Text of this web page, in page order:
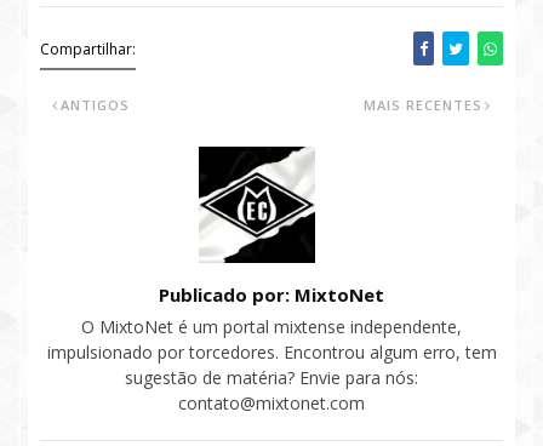
Compartilhar:
MAIS RECENTES
ANTIGOS
Publicado por: MixtoNet
O MixtoNet é um portal mixtense independente,
impulsionado por torcedores. Encontrou algum erro, tem
sugestão de matéria? Envie para nós:
contato@mixtonet.com